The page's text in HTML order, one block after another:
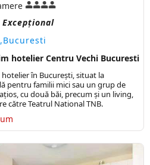
Excepţional
hotelier Centru Vechi Bucuresti
în București, situat la
pentru familii mici sau un grup de
cu două băi, precum și un living,
către Teatrul National TNB.